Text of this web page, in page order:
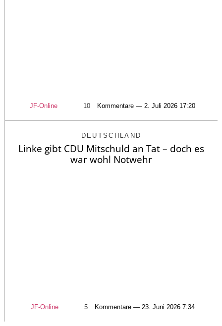
JF-Online 10 Kommentare — 2. Juli 2026 17:20
DEUTSCHLAND
Linke gibt CDU Mitschuld an Tat – doch es
war wohl Notwehr
JF-Online 5 Kommentare — 23. Juni 2026 7:34